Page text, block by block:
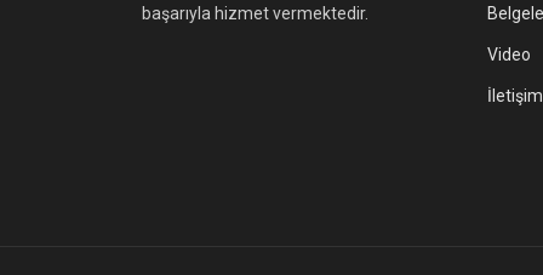
başarıyla hizmet vermektedir.
Video
İletişim